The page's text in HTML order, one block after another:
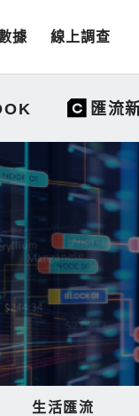
據 線上調查
匯流
生活匯流